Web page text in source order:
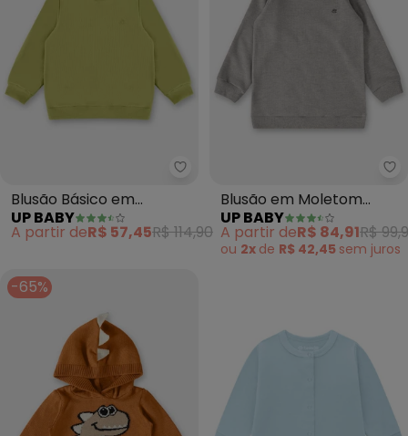
Up Baby - Blusão Básico em
Blusão Básico em
Moletom Menino (Verde)
UP BABY
A partir deR$ 57,45R$ 114,90
Blusão em Moletom
Infantil Menino (Cinza)
UP BABY
A partir deR$ 84,91R$
ou 2x de R$ 42,45 sem juros
-65%